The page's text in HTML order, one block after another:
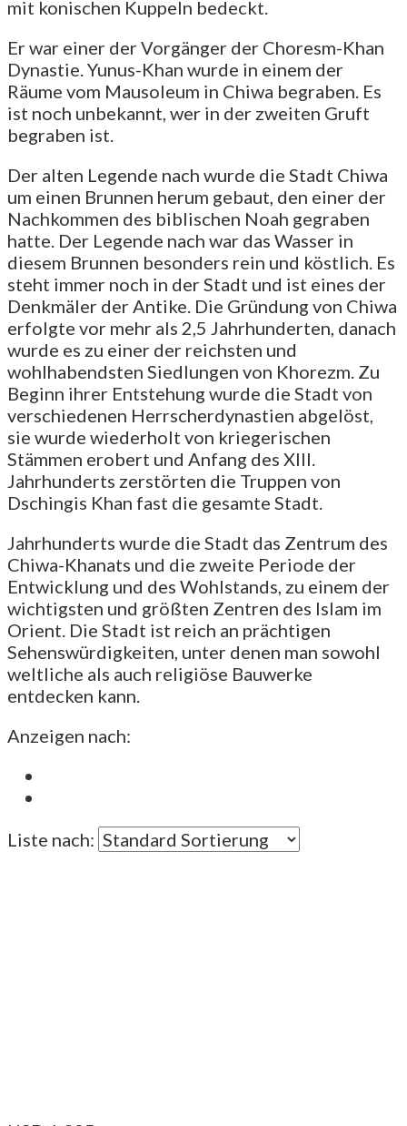
mit konischen Kuppeln bedeckt.
Er war einer der Vorgänger der Choresm-Khan
Dynastie. Yunus-Khan wurde in einem der
Räume vom Mausoleum in Chiwa begraben. Es
ist noch unbekannt, wer in der zweiten Gruft
begraben ist.
Der alten Legende nach wurde die Stadt Chiwa
um einen Brunnen herum gebaut, den einer der
Nachkommen des biblischen Noah gegraben
hatte. Der Legende nach war das Wasser in
diesem Brunnen besonders rein und köstlich. Es
steht immer noch in der Stadt und ist eines der
Denkmäler der Antike. Die Gründung von Chiwa
erfolgte vor mehr als 2,5 Jahrhunderten, danach
wurde es zu einer der reichsten und
wohlhabendsten Siedlungen von Khorezm. Zu
Beginn ihrer Entstehung wurde die Stadt von
verschiedenen Herrscherdynastien abgelöst,
sie wurde wiederholt von kriegerischen
Stämmen erobert und Anfang des XIII.
Jahrhunderts zerstörten die Truppen von
Dschingis Khan fast die gesamte Stadt.
Jahrhunderts wurde die Stadt das Zentrum des
Chiwa-Khanats und die zweite Periode der
Entwicklung und des Wohlstands, zu einem der
wichtigsten und größten Zentren des Islam im
Orient. Die Stadt ist reich an prächtigen
Sehenswürdigkeiten, unter denen man sowohl
weltliche als auch religiöse Bauwerke
entdecken kann.
Anzeigen nach:
Liste nach: